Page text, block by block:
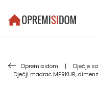
Opremisidom | Dječje
Dječji madrac MERKUR,